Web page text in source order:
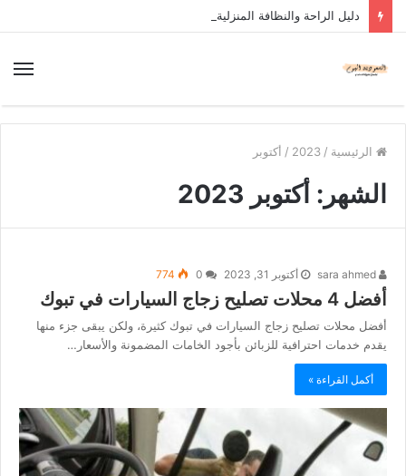
دليل الراحة والنظافة المنزلية
الرئيسية /
2023
/ أكتوبر
الشهر: أكتوبر 2023
أكتوبر 31, 2023 774
أفضل 4 محلات تصليح زجاج السيارات في تبوك
أفضل محلات تصليح زجاج السيارات في تبوك كثيرة، ولكن يبقى جزء منها
يقدم خدمات احترافية للزبائن بأجود الخامات المضمونة والأسعار…
أكمل القراءة »